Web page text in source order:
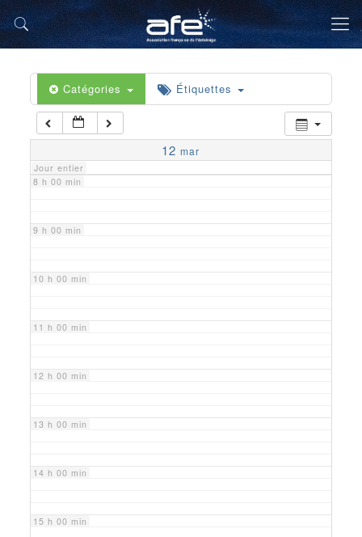
Catégories Étiquettes
12 mar
Jour entier
5 h 00 min
6 h 00 min
7 h 00 min
8 h 00 min
9 h 00 min
10 h 00 min
11 h 00 min
12 h 00 min
13 h 00 min
14 h 00 min
15 h 00 min